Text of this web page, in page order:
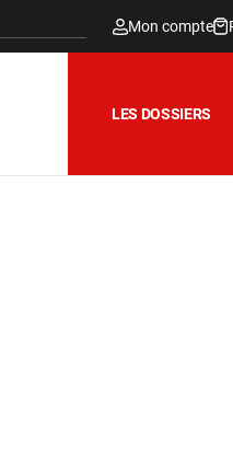
Mon compte
LES DOSSIERS